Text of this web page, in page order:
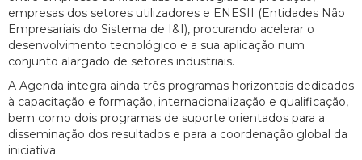
empresas dos setores utilizadores e ENESII (Entidades Não
Empresariais do Sistema de I&I), procurando acelerar o
desenvolvimento tecnológico e a sua aplicação num
conjunto alargado de setores industriais.
A Agenda integra ainda três programas horizontais dedicados
à capacitação e formação, internacionalização e qualificação,
bem como dois programas de suporte orientados para a
disseminação dos resultados e para a coordenação global da
iniciativa.